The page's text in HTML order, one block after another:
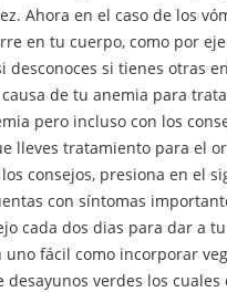
Ahora en el caso de los
en tu cuerpo, como por
desconoces si tienes otras
de tu anemia para
pero incluso con los
lleves tratamiento para el
consejos, presiona en el
con síntomas
cada dos dias para dar a
fácil como incorporar
verdes los